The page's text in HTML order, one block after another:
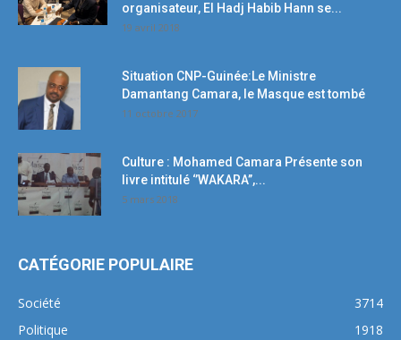
organisateur, El Hadj Habib Hann se...
19 avril 2018
Situation CNP-Guinée:Le Ministre
Damantang Camara, le Masque est tombé
11 octobre 2017
Culture : Mohamed Camara Présente son
livre intitulé ‘’WAKARA’’,...
5 mars 2018
CATÉGORIE POPULAIRE
Société
3714
Politique
1918